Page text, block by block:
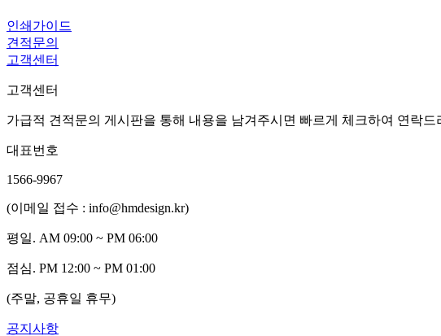
인쇄가이드
견적문의
고객센터
고객센터
가급적 견적문의 게시판을 통해 내용을 남겨주시면 빠르게 체크하여 연락드
대표번호
1566-9967
(이메일 접수 : info@hmdesign.kr)
평일. AM 09:00 ~ PM 06:00
점심. PM 12:00 ~ PM 01:00
(주말, 공휴일 휴무)
공지사항